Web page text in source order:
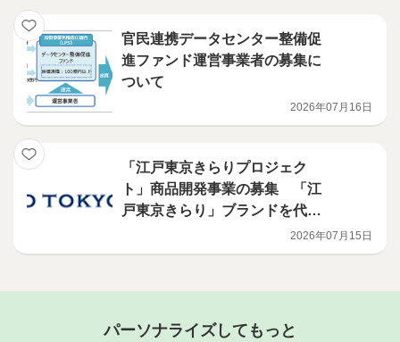
官民連携データセンター整備促
進ファンド運営事業者の募集に
ついて
2026年07月16日
「江戸東京きらりプロジェク
ト」商品開発事業の募集 「江
戸東京きらり」ブランドを代表
する商品の開発を行う意欲ある
事業者を募集します！
2026年07月15日
パーソナライズしてもっと